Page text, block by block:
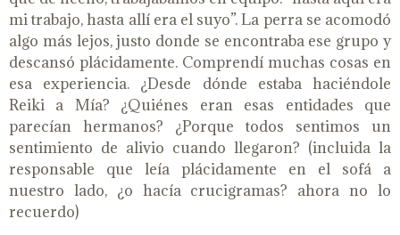
mi trabajo, hasta allí era el suyo”. La perra se acomodó
algo más lejos, justo donde se encontraba ese grupo y
descansó plácidamente. Comprendí muchas cosas en
esa experiencia. ¿Desde dónde estaba haciéndole
Reiki a Mía? ¿Quiénes eran esas entidades que
parecían hermanos? ¿Porque todos sentimos un
sentimiento de alivio cuando llegaron? (incluida la
responsable que leía plácidamente en el sofá a
nuestro lado, ¿o hacía crucigramas? ahora no lo
recuerdo)